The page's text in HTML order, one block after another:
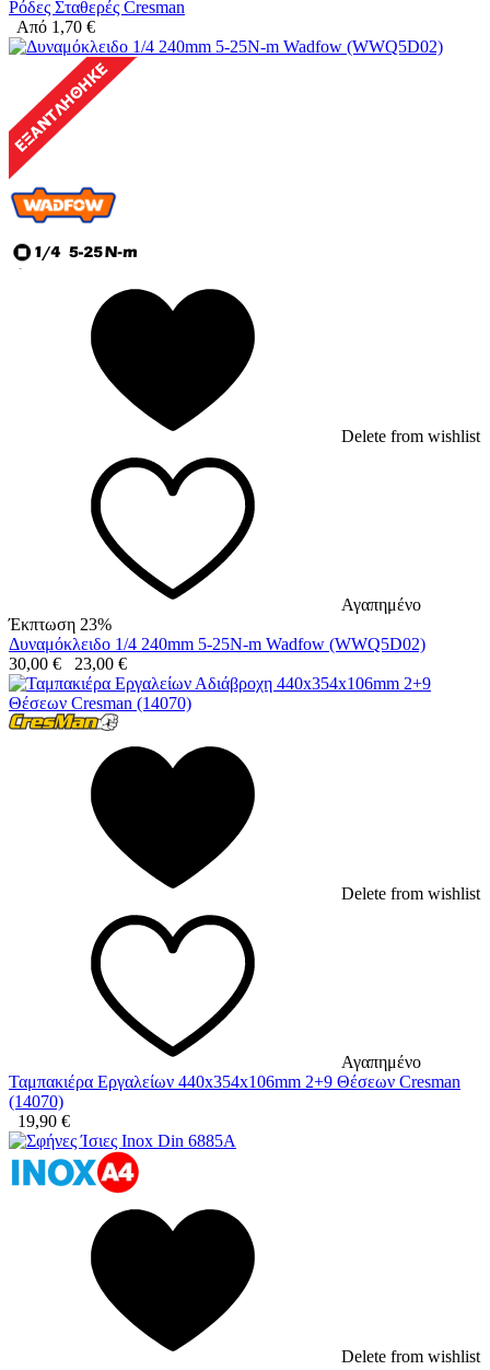
Ρόδες Σταθερές Cresman
Από 1,70 €
Delete from wishlist
Αγαπημένο
Έκπτωση 23%
Δυναμόκλειδο 1/4 240mm 5-25N-m Wadfow (WWQ5D02)
30,00 € 23,00 €
Delete from wishlist
Αγαπημένο
Ταμπακιέρα Εργαλείων 440x354x106mm 2+9 Θέσεων Cresman
(14070)
19,90 €
Delete from wishlist